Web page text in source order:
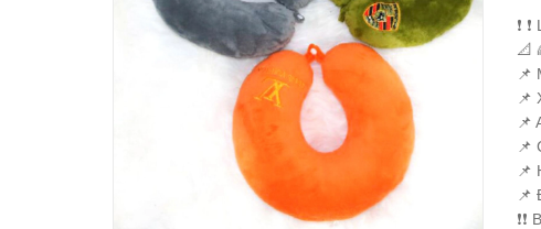
❗️
📐
📌
📌
📌
📌
📌
📌